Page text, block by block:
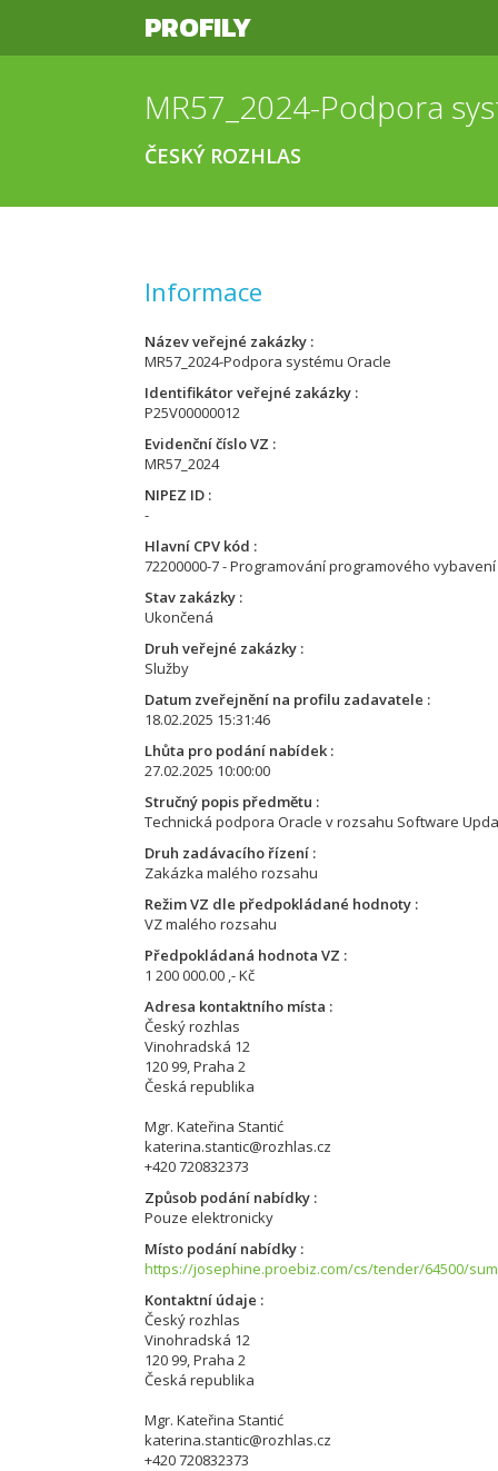
PROFILY
MR57_2024-Podpora
ČESKÝ ROZHLAS
Informace
Název veřejné zakázky
MR57_2024-Podpora systému Oracle
Identifikátor veřejné zakázky
P25V00000012
Evidenční číslo VZ
MR57_2024
NIPEZ ID
-
Hlavní CPV kód
72200000-7 - Programování programového
Stav zakázky
Ukončená
Druh veřejné zakázky
Služby
Datum zveřejnění na profilu zadavatele
18.02.2025 15:31:46
Lhůta pro podání nabídek
27.02.2025 10:00:00
Stručný popis předmětu
Technická podpora Oracle v rozsahu Software
Druh zadávacího řízení
Zakázka malého rozsahu
Režim VZ dle předpokládané hodnoty
VZ malého rozsahu
Předpokládaná hodnota VZ
1 200 000.00 ,- Kč
Adresa kontaktního místa
Český rozhlas
Vinohradská 12
120 99, Praha 2
Česká republika
Mgr. Kateřina Stantić
katerina.stantic@rozhlas.cz
+420 720832373
Způsob podání nabídky
Pouze elektronicky
Místo podání nabídky
https://josephine.proebiz.com/cs/tender/64500/
Kontaktní údaje
Český rozhlas
Vinohradská 12
120 99, Praha 2
Česká republika
Mgr. Kateřina Stantić
katerina.stantic@rozhlas.cz
+420 720832373